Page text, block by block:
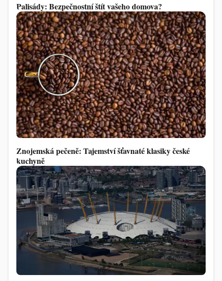
Palisády: Bezpečnostní štít vašeho domova?
Znojemská pečeně: Tajemství šťavnaté klasiky české
kuchyně